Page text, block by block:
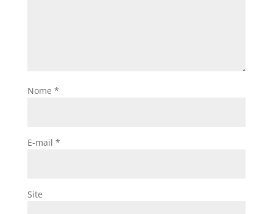
Nome *
E-mail *
Site